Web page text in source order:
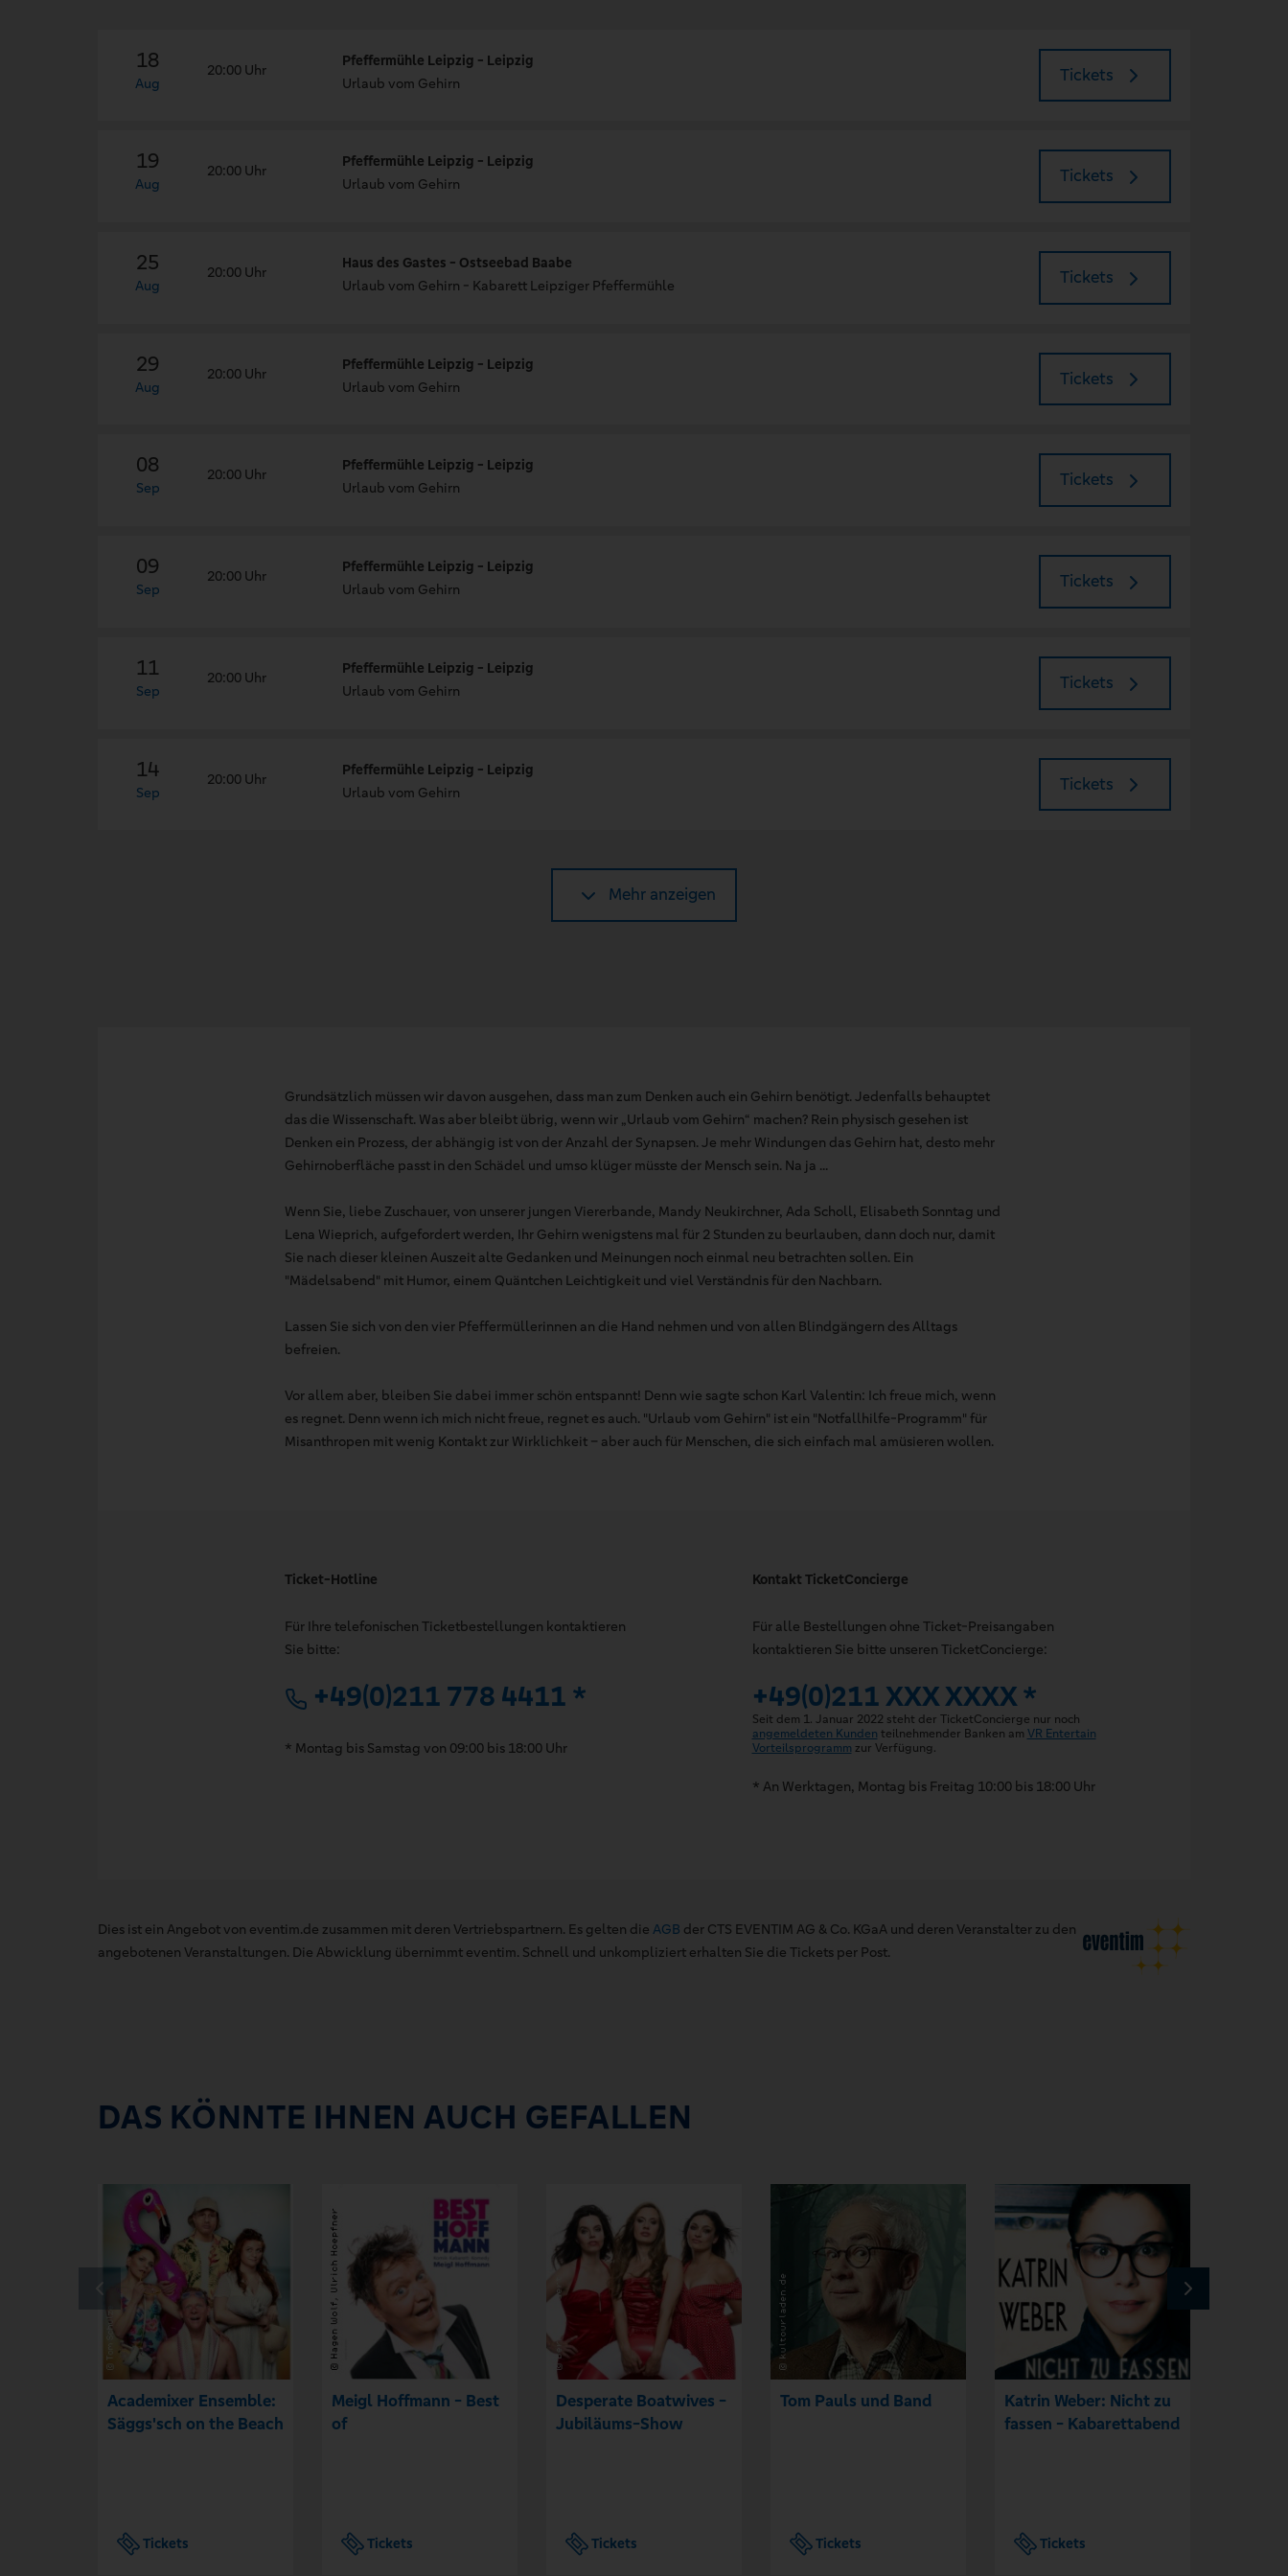
18
Aug
20:00 Uhr
Pfeffermühle Leipzig - Leipzig
Urlaub vom Gehirn
Tickets
19
Aug
20:00 Uhr
Pfeffermühle Leipzig - Leipzig
Urlaub vom Gehirn
Tickets
25
Aug
20:00 Uhr
Haus des Gastes - Ostseebad Baabe
Urlaub vom Gehirn - Kabarett Leipziger Pfeffermühle
Tickets
29
Aug
20:00 Uhr
Pfeffermühle Leipzig - Leipzig
Urlaub vom Gehirn
Tickets
08
Sep
20:00 Uhr
Pfeffermühle Leipzig - Leipzig
Urlaub vom Gehirn
Tickets
09
Sep
20:00 Uhr
Pfeffermühle Leipzig - Leipzig
Urlaub vom Gehirn
Tickets
11
Sep
20:00 Uhr
Pfeffermühle Leipzig - Leipzig
Urlaub vom Gehirn
Tickets
14
Sep
20:00 Uhr
Pfeffermühle Leipzig - Leipzig
Urlaub vom Gehirn
Tickets
Mehr anzeigen
Grundsätzlich müssen wir davon ausgehen, dass man zum Denken auch ein Gehirn benötigt. Jedenfalls behauptet
das die Wissenschaft. Was aber bleibt übrig, wenn wir „Urlaub vom Gehirn“ machen? Rein physisch gesehen ist
Denken ein Prozess, der abhängig ist von der Anzahl der Synapsen. Je mehr Windungen das Gehirn hat, desto mehr
Gehirnoberfläche passt in den Schädel und umso klüger müsste der Mensch sein. Na ja ...
Wenn Sie, liebe Zuschauer, von unserer jungen Viererbande, Mandy Neukirchner, Ada Scholl, Elisabeth Sonntag und
Lena Wieprich, aufgefordert werden, Ihr Gehirn wenigstens mal für 2 Stunden zu beurlauben, dann doch nur, damit
Sie nach dieser kleinen Auszeit alte Gedanken und Meinungen noch einmal neu betrachten sollen. Ein
"Mädelsabend" mit Humor, einem Quäntchen Leichtigkeit und viel Verständnis für den Nachbarn.
Lassen Sie sich von den vier Pfeffermüllerinnen an die Hand nehmen und von allen Blindgängern des Alltags
befreien.
Vor allem aber, bleiben Sie dabei immer schön entspannt! Denn wie sagte schon Karl Valentin: Ich freue mich, wenn
es regnet. Denn wenn ich mich nicht freue, regnet es auch. "Urlaub vom Gehirn" ist ein "Notfallhilfe-Programm" für
Misanthropen mit wenig Kontakt zur Wirklichkeit – aber auch für Menschen, die sich einfach mal amüsieren wollen.
Ticket-Hotline
Für Ihre telefonischen Ticketbestellungen kontaktieren
Sie bitte:
+49(0)211 778 4411 *
* Montag bis Samstag von 09:00 bis 18:00 Uhr
Kontakt TicketConcierge
Für alle Bestellungen ohne Ticket-Preisangaben
kontaktieren Sie bitte unseren TicketConcierge:
+49(0)211 XXX XXXX *
Seit dem 1. Januar 2022 steht der TicketConcierge nur noch
angemeldeten Kunden teilnehmender Banken am VR Entertain
Vorteilsprogramm zur Verfügung.
* An Werktagen, Montag bis Freitag 10:00 bis 18:00 Uhr
Dies ist ein Angebot von eventim.de zusammen mit deren Vertriebspartnern. Es gelten die AGB der CTS EVENTIM AG & Co. KGaA und deren Veranstalter zu den
angebotenen Veranstaltungen. Die Abwicklung übernimmt eventim. Schnell und unkompliziert erhalten Sie die Tickets per Post.
DAS KÖNNTE IHNEN AUCH GEFALLEN
Academixer Ensemble:
Säggs'sch on the Beach
Tickets
Meigl Hoffmann - Best
of
Tickets
Desperate Boatwives -
Jubiläums-Show
Tickets
Tom Pauls und Band
Tickets
Katrin Weber: Nicht zu
fassen - Kabarettabend
Tickets